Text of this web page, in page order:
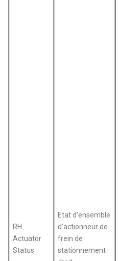
RH
Actuator
Status
Etat d'ensemble
d'actionneur de
frein de
stationnement